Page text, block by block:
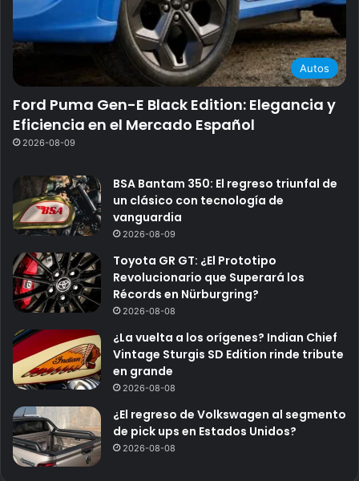
Autos
Ford Puma Gen-E Black Edition: Elegancia y
Eficiencia en el Mercado Español
2026-08-09
BSA Bantam 350: El regreso triunfal de
un clásico con tecnología de
vanguardia
2026-08-09
Toyota GR GT: ¿El Prototipo
Revolucionario que Superará los
Récords en Nürburgring?
2026-08-08
¿La vuelta a los orígenes? Indian Chief
Vintage Sturgis SD Edition rinde tribute
en grande
2026-08-08
¿El regreso de Volkswagen al segmento
de pick ups en Estados Unidos?
2026-08-08